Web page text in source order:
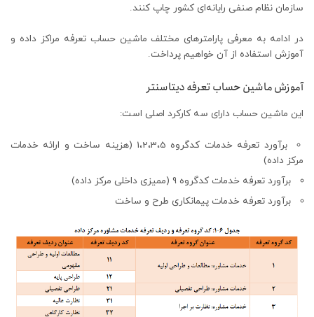
سازمان نظام صنفی رایانه‌ای کشور چاپ کنند.
در ادامه به معرفی پارامترهای مختلف ماشین حساب تعرفه مراکز داده و
آموزش استفاده از آن خواهیم پرداخت.
آموزش ماشین حساب تعرفه دیتاسنتر
این ماشین حساب دارای سه کارکرد اصلی است:
برآورد تعرفه خدمات کدگروه 1،2،3،5 (هزینه ساخت و ارائه خدمات
مرکز داده)
برآورد تعرفه خدمات کدگروه 9 (ممیزی داخلی مرکز داده)
برآورد تعرفه خدمات پیمانکاری طرح و ساخت